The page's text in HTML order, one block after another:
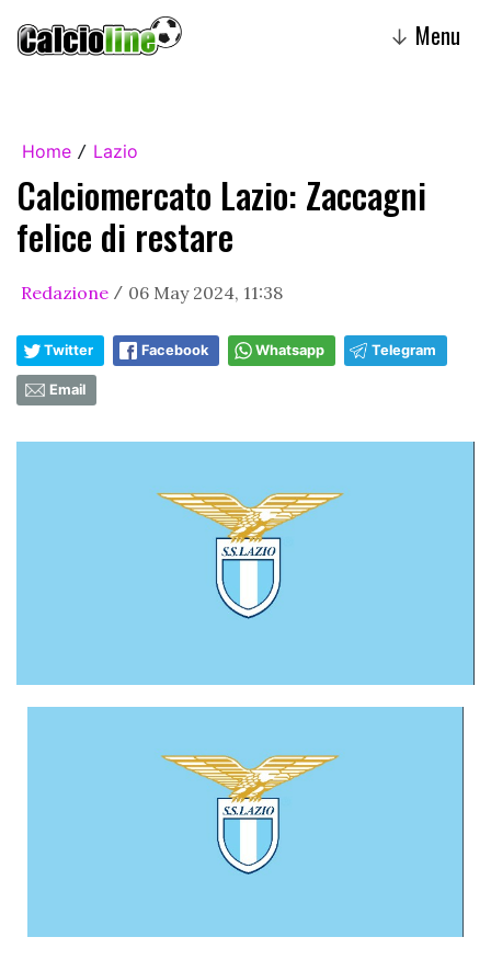
↓ Menu
Home / Lazio
Calciomercato Lazio: Zaccagni
felice di restare
Redazione / 06 May 2024, 11:38
Twitter Facebook Whatsapp Telegram
Email